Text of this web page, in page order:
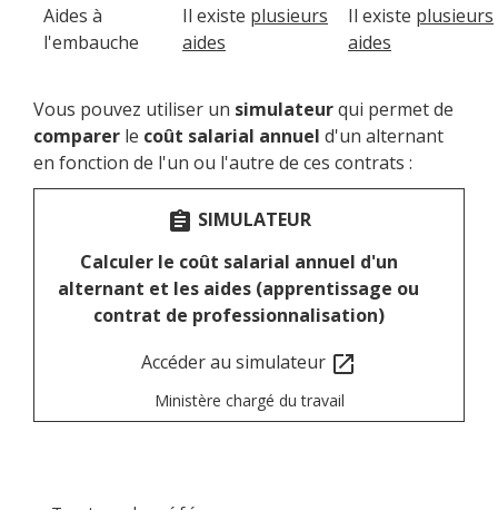
Aides à
l'embauche
Il existe plusieurs
aides
Il existe plusieurs
aides
Vous pouvez utiliser un simulateurqui permet de
comparer le coût salarial annuel d'un alternant
en fonction de l'un ou l'autre de ces contrats :
assignment SIMULATEUR
Calculer le coût salarial annuel d'un
alternant et les aides (apprentissage ou
contrat de professionnalisation)
Accéder au simulateur open_in_new
Ministère chargé du travail